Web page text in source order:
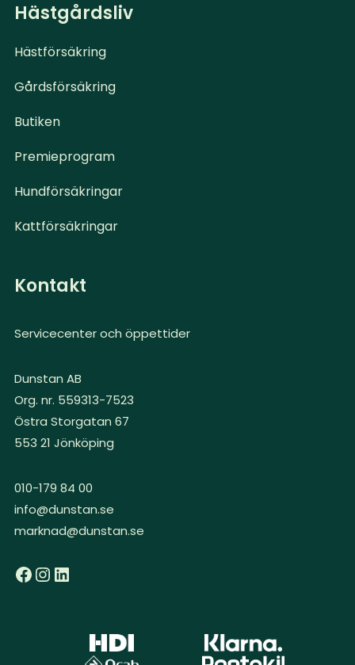
Hästgårdsliv
Hästförsäkring
Gårdsförsäkring
Butiken
Premieprogram
Hundförsäkringar
Kattförsäkringar
Kontakt
Servicecenter och öppettider
Dunstan AB
Org. nr. 559313-7523
Östra Storgatan 67
553 21 Jönköping
010-179 84 00
info@dunstan.se
marknad@dunstan.se
Facebook
Instagram
LinkedIn